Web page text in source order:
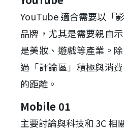
YouTube 適合需要以「
品牌，尤其是需要親自
是美妝、遊戲等產業。
過「評論區」積極與消
的距離。
Mobile 01
主要討論與科技和 3C 相